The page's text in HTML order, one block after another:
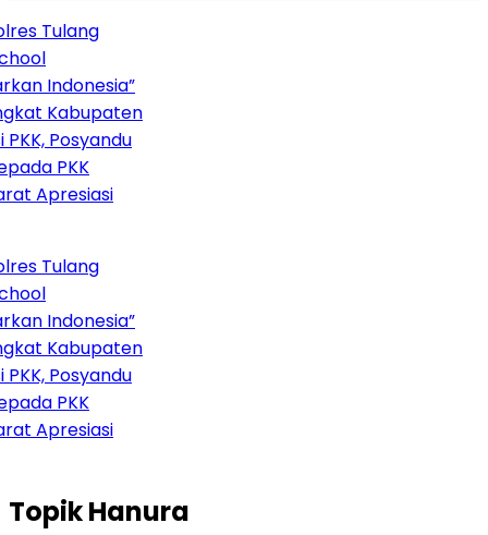
Tulang
Indonesia”
Kabupaten
Posyandu
PKK
Apresiasi
Tulang
Indonesia”
Kabupaten
Posyandu
PKK
Apresiasi
TopikHanura